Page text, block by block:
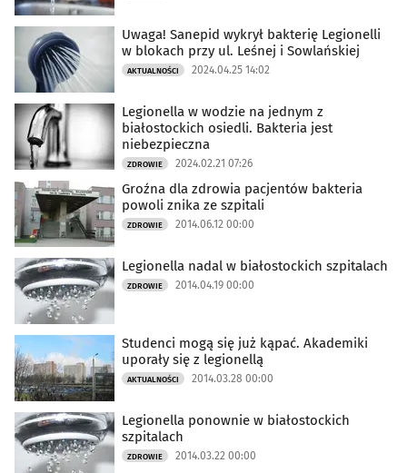
Uwaga! Sanepid wykrył bakterię Legionelli
w blokach przy ul. Leśnej i Sowlańskiej
AKTUALNOŚCI 2024.04.25 14:02
Legionella w wodzie na jednym z
białostockich osiedli. Bakteria jest
niebezpieczna
ZDROWIE 2024.02.21 07:26
Groźna dla zdrowia pacjentów bakteria
powoli znika ze szpitali
ZDROWIE 2014.06.12 00:00
Legionella nadal w białostockich szpitalach
ZDROWIE 2014.04.19 00:00
Studenci mogą się już kąpać. Akademiki
uporały się z legionellą
AKTUALNOŚCI 2014.03.28 00:00
Legionella ponownie w białostockich
szpitalach
ZDROWIE 2014.03.22 00:00